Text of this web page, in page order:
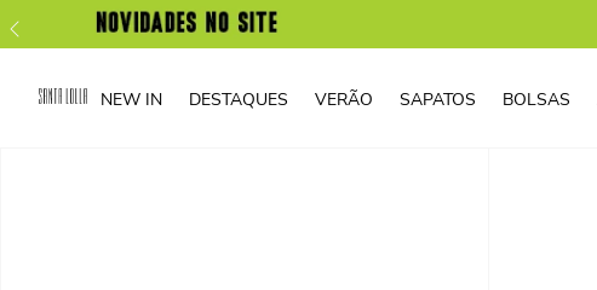
NEW IN DESTAQUES VERÃO SAPATOS BOLSAS